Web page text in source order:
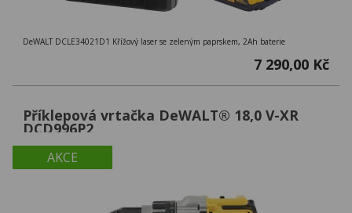
DeWALT DCLE34021D1 Křížový laser se zeleným paprskem, 2Ah baterie
7 290,00 Kč
AKCE
Příklepová vrtačka DeWALT® 18,0 V-XR
DCD996P2